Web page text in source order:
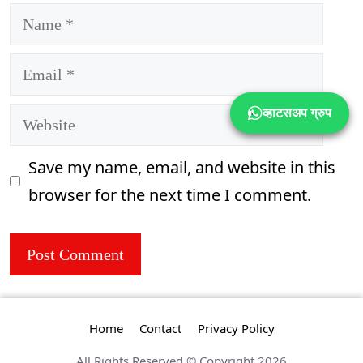
व्हाटसअप ग्रुप
Name
Email
Website
Save my name, email, and website in this
browser for the next time I comment.
Home Contact
Privacy Policy